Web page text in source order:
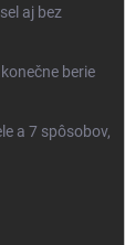
aj bez
berie
a 7 spôsobov,